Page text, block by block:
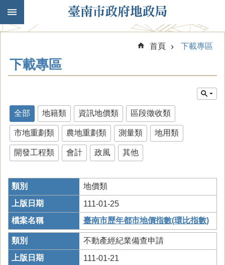
跳到主要內容區塊
首頁 下載專區
下載專區
全部 地籍類 資訊地價類 區段徵收類
市地重劃類 農地重劃類 測量類 地用類
開發工程類 會計 政風 其他
地價類
111-01-25
臺南市歷年都市地價指數(環比指數)
不動產經紀業備查申請
111-01-21